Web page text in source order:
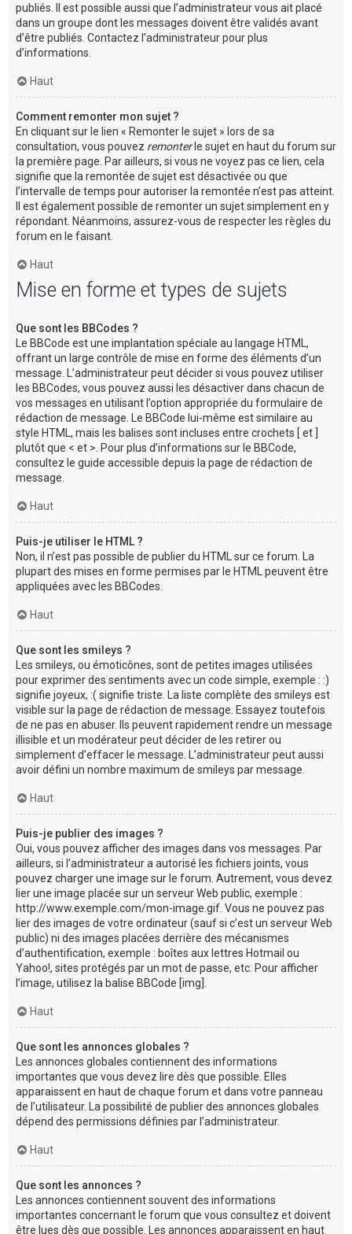
publiés. Il est possible aussi que l’administrateur vous ait placé
dans un groupe dont les messages doivent être validés avant
d’être publiés. Contactez l’administrateur pour plus
d’informations.
Haut
Comment remonter mon sujet ?
En cliquant sur le lien « Remonter le sujet » lors de sa
consultation, vous pouvez remonterle sujet en haut du forum sur
la première page. Par ailleurs, si vous ne voyez pas ce lien, cela
signifie que la remontée de sujet est désactivée ou que
l’intervalle de temps pour autoriser la remontée n’est pas atteint.
Il est également possible de remonter un sujet simplement en y
répondant. Néanmoins, assurez-vous de respecter les règles du
forum en le faisant.
Haut
Mise en forme et types de sujets
Que sont les BBCodes ?
Le BBCode est une implantation spéciale au langage HTML,
offrant un large contrôle de mise en forme des éléments d’un
message. L’administrateur peut décider si vous pouvez utiliser
les BBCodes, vous pouvez aussi les désactiver dans chacun de
vos messages en utilisant l’option appropriée du formulaire de
rédaction de message. Le BBCode lui-même est similaire au
style HTML, mais les balises sont incluses entre crochets [ et ]
plutôt que < et >. Pour plus d’informations sur le BBCode,
consultez le guide accessible depuis la page de rédaction de
message.
Haut
Puis-je utiliser le HTML ?
Non, il n’est pas possible de publier du HTML sur ce forum. La
plupart des mises en forme permises par le HTML peuvent être
appliquées avec les BBCodes.
Haut
Que sont les smileys ?
Les smileys, ou émoticônes, sont de petites images utilisées
pour exprimer des sentiments avec un code simple, exemple : :)
signifie joyeux, :( signifie triste. La liste complète des smileys est
visible sur la page de rédaction de message. Essayez toutefois
de ne pas en abuser. Ils peuvent rapidement rendre un message
illisible et un modérateur peut décider de les retirer ou
simplement d’effacer le message. L’administrateur peut aussi
avoir défini un nombre maximum de smileys par message.
Haut
Puis-je publier des images ?
Oui, vous pouvez afficher des images dans vos messages. Par
ailleurs, si l’administrateur a autorisé les fichiers joints, vous
pouvez charger une image sur le forum. Autrement, vous devez
lier une image placée sur un serveur Web public, exemple :
http://www.exemple.com/mon-image.gif. Vous ne pouvez pas
lier des images de votre ordinateur (sauf si c’est un serveur Web
public) ni des images placées derrière des mécanismes
d’authentification, exemple : boîtes aux lettres Hotmail ou
Yahoo!, sites protégés par un mot de passe, etc. Pour afficher
l’image, utilisez la balise BBCode [img].
Haut
Que sont les annonces globales ?
Les annonces globales contiennent des informations
importantes que vous devez lire dès que possible. Elles
apparaissent en haut de chaque forum et dans votre panneau
de l’utilisateur. La possibilité de publier des annonces globales
dépend des permissions définies par l’administrateur.
Haut
Que sont les annonces ?
Les annonces contiennent souvent des informations
importantes concernant le forum que vous consultez et doivent
être lues dès que possible. Les annonces apparaissent en haut